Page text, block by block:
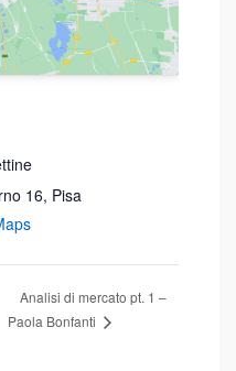
16, Pisa
Analisi di mercato pt. 1 –
Paola Bonfanti